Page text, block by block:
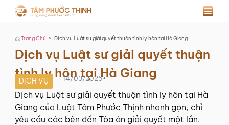
Trang Chủ > Dịch vụ Luật sư giải quyết thuận tình ly hôn tại Hà Giang
Dịch vụ Luật sư giải quyết thuận
tình ly hôn tại Hà Giang
DỊCH VỤ 14/03/2025•
Dịch vụ Luật sư giải quyết thuận tình ly hôn tại Hà
Giang của Luật Tâm Phước Thịnh nhanh gọn, chỉ
yêu cầu các bên đến Tòa án giải quyết một lần.